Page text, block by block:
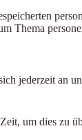
jederzeit an
um dies zu